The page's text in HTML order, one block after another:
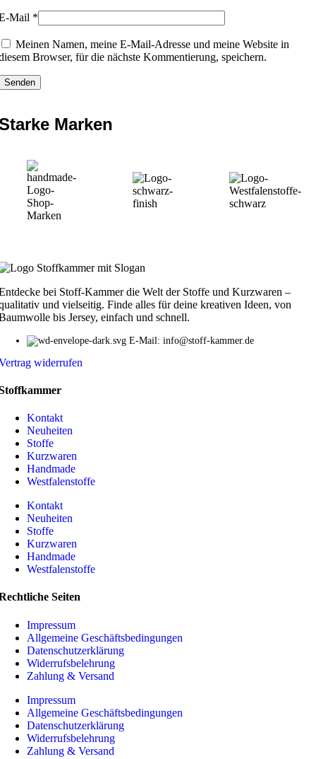
Mail *
Meinen Namen, meine E-Mail-Adresse und meine Website in
Browser, für die nächste Kommentierung, speichern.
Marken
bei Stoff-Kammer die Welt der Stoffe und Kurzwaren –
und vielseitig. Finde alles für deine kreativen Ideen, von
bis Jersey, einfach und schnell.
E-Mail: info@stoff-kammer.de
widerrufen
Kontakt
Neuheiten
Stoffe
Kurzwaren
Handmade
Westfalenstoffe
Kontakt
Neuheiten
Stoffe
Kurzwaren
Handmade
Westfalenstoffe
Seiten
Impressum
Allgemeine Geschäftsbedingungen
Datenschutzerklärung
Widerrufsbelehrung
Zahlung & Versand
Impressum
Allgemeine Geschäftsbedingungen
Datenschutzerklärung
Widerrufsbelehrung
Zahlung & Versand